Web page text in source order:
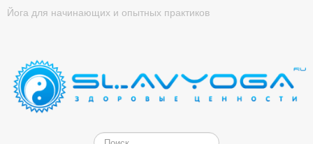
Йога для начинающих и опытных практиков